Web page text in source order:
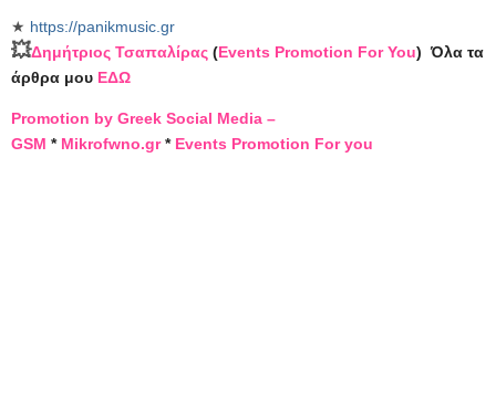
★ https://panikmusic.gr
💥Δημήτριος Τσαπαλίρας (Events Promotion For You) Όλα τα
άρθρα μου ΕΔΩ
Promotion by Greek Social Media –
GSM * Mikrofwno.gr* Events Promotion For you